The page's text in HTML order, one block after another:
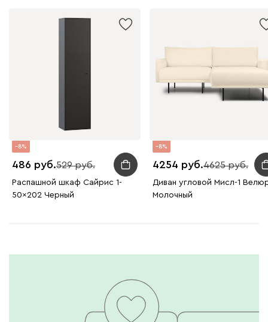
8
486 529
Распашной шкаф Сайрис 1-
50x202 Черный
8
4254 4625
Диван угловой Мисл-1
Молочный